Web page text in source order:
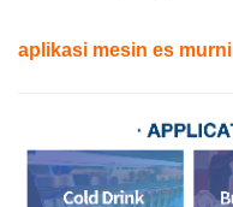
aplikasi mesin es murni